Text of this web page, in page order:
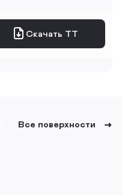
Скачать ТТ
Все поверхности